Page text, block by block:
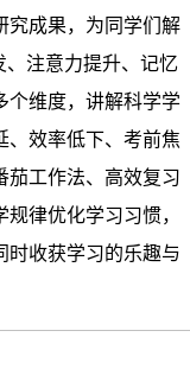
究成果，为同学们解
、注意力提升、记忆
个维度，讲解科学学
、效率低下、考前焦
茄工作法、高效复习
律优化学习习惯，
时收获学习的乐趣与